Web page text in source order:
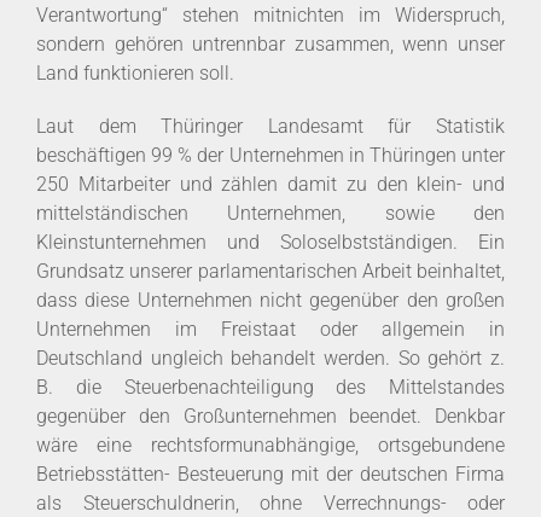
Verantwortung“ stehen mitnichten im Widerspruch,
sondern gehören untrennbar zusammen, wenn unser
Land funktionieren soll.
Laut dem Thüringer Landesamt für Statistik
beschäftigen 99 % der Unternehmen in Thüringen unter
250 Mitarbeiter und zählen damit zu den klein- und
mittelständischen Unternehmen, sowie den
Kleinstunternehmen und Soloselbstständigen. Ein
Grundsatz unserer parlamentarischen Arbeit beinhaltet,
dass diese Unternehmen nicht gegenüber den großen
Unternehmen im Freistaat oder allgemein in
Deutschland ungleich behandelt werden. So gehört z.
B. die Steuerbenachteiligung des Mittelstandes
gegenüber den Großunternehmen beendet. Denkbar
wäre eine rechtsformunabhängige, ortsgebundene
Betriebsstätten- Besteuerung mit der deutschen Firma
als Steuerschuldnerin, ohne Verrechnungs- oder